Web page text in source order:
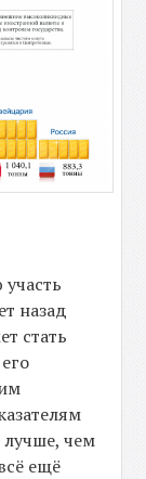
назад
стать
чем
ещё